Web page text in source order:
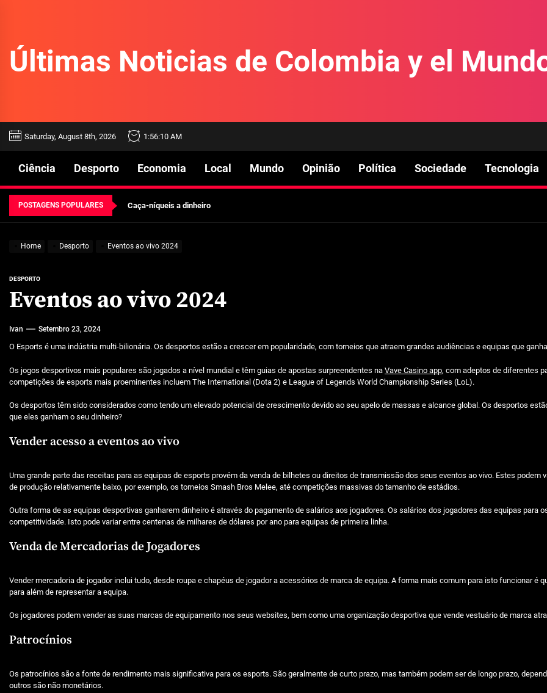
content
Últimas Noticias de Colombia y el
Saturday, August 8th, 2026 1:56:11 AM
Ciência Desporto Economia Local Mundo Opinião Política Sociedade Tecnologia
POSTAGENS POPULARES
Beetlejuice e espectáculos
Caça-níqueis a dinheiro
Máquinas de jogo online
Tiki Tumble são grandes
Beetlejuice e espectáculos
Home Desporto Eventos ao vivo 2024
DESPORTO
Eventos ao vivo 2024
Ivan Setembro 23, 2024
O Esports é uma indústria multi-bilionária. Os desportos estão a crescer em popularidade, com torneios que atraem grandes audiências e equipas que
Os jogos desportivos mais populares são jogados a nível mundial e têm guias de apostas surpreendentes na Vave Casino app, com adeptos de diferentes
competições de esports mais proeminentes incluem The International (Dota 2) e League of Legends World Championship Series (LoL).
Os desportos têm sido considerados como tendo um elevado potencial de crescimento devido ao seu apelo de massas e alcance global. Os desportos
que eles ganham o seu dinheiro?
Vender acesso a eventos ao vivo
Uma grande parte das receitas para as equipas de esports provém da venda de bilhetes ou direitos de transmissão dos seus eventos ao vivo. Estes
de produção relativamente baixo, por exemplo, os torneios Smash Bros Melee, até competições massivas do tamanho de estádios.
Outra forma de as equipas desportivas ganharem dinheiro é através do pagamento de salários aos jogadores. Os salários dos jogadores das equipas para
competitividade. Isto pode variar entre centenas de milhares de dólares por ano para equipas de primeira linha.
Venda de Mercadorias de Jogadores
Vender mercadoria de jogador inclui tudo, desde roupa e chapéus de jogador a acessórios de marca de equipa. A forma mais comum para isto funcionar é
para além de representar a equipa.
Os jogadores podem vender as suas marcas de equipamento nos seus websites, bem como uma organização desportiva que vende vestuário de marca
Patrocínios
Os patrocínios são a fonte de rendimento mais significativa para os esports. São geralmente de curto prazo, mas também podem ser de longo prazo,
outros são não monetários.